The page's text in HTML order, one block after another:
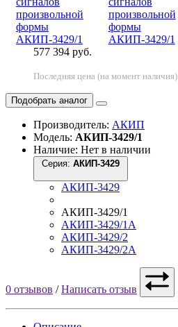
577 394 руб.
Последняя цена (на момент наличия)
Подобрать аналог
Производитель: АКИП
Модель: АКИП-3429/1
Наличие: Нет в наличии
Серия:
АКИП-3429
АКИП-3429/1
АКИП-3429/1А
АКИП-3429/2
АКИП-3429/2А
0 отзывов /Написать отзыв